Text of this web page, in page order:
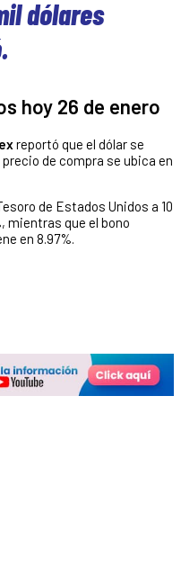
dólares
hoy 26 de enero
reportó que el dólar se
precio de compra se ubica en
de Estados Unidos a 10
mientras que el bono
en 8.97%.